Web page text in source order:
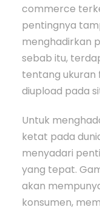
commerce
pentingnya
menghadirkan
sebab itu,
tentang ukuran
diupload pada
Untuk
ketat pada
menyadari
yang tepat.
akan
konsumen,